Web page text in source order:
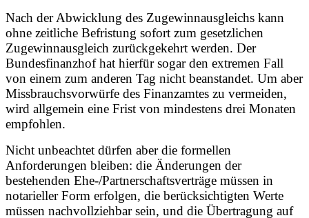
Nach der Abwicklung des Zugewinnausgleichs kann
ohne zeitliche Befristung sofort zum gesetzlichen
Zugewinnausgleich zurückgekehrt werden. Der
Bundesfinanzhof hat hierfür sogar den extremen Fall
von einem zum anderen Tag nicht beanstandet. Um aber
Missbrauchsvorwürfe des Finanzamtes zu vermeiden,
wird allgemein eine Frist von mindestens drei Monaten
empfohlen.
Nicht unbeachtet dürfen aber die formellen
Anforderungen bleiben: die Änderungen der
bestehenden Ehe-/Partnerschaftsverträge müssen in
notarieller Form erfolgen, die berücksichtigten Werte
müssen nachvollziehbar sein, und die Übertragung auf